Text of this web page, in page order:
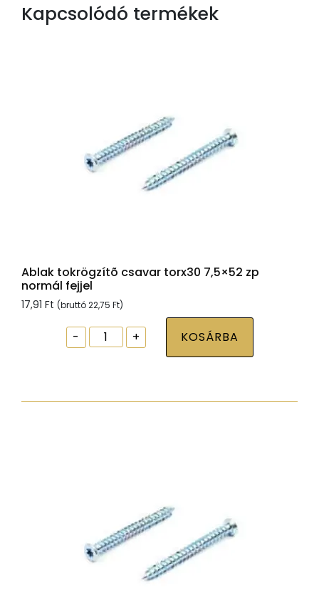
Kapcsolódó termékek
Ablak tokrögzítõ csavar torx30 7,5×52 zp
normál fejjel
17,91 Ft (bruttó22,75 Ft)
-
Ablak
tokrögzítõ
7,5x52
+ KOSÁRBA